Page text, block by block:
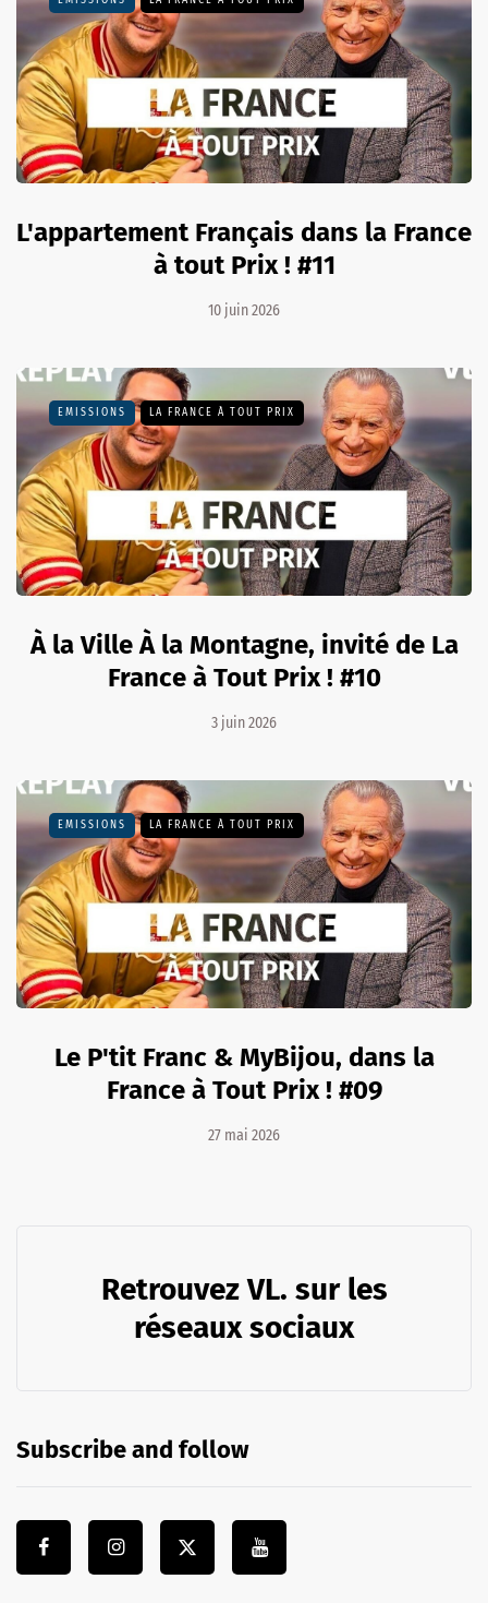
L'appartement Français dans la France
à tout Prix ! #11
10 juin 2026
EMISSIONS LA FRANCE À TOUT PRIX
À la Ville À la Montagne, invité de La
France à Tout Prix ! #10
3 juin 2026
EMISSIONS LA FRANCE À TOUT PRIX
Le P'tit Franc & MyBijou, dans la
France à Tout Prix ! #09
27 mai 2026
Retrouvez VL. sur les
réseaux sociaux
Subscribe and follow